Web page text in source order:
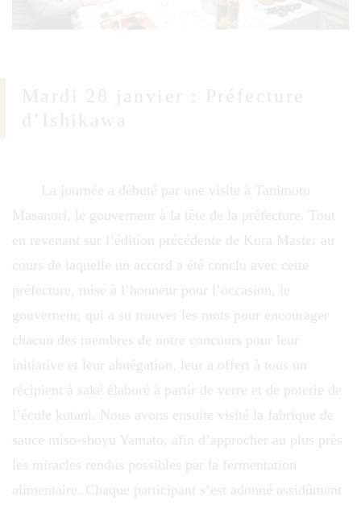
La journée a débuté par une visite à Tanimoto
Masanori, le gouverneur à la tête de la préfecture. Tout
en revenant sur l’édition précédente de Kura Master au
cours de laquelle un accord a été conclu avec cette
préfecture, mise à l’honneur pour l’occasion, le
gouverneur, qui a su trouver les mots pour encourager
chacun des membres de notre concours pour leur
initiative et leur abnégation, leur a offert à tous un
récipient à saké élaboré à partir de verre et de poterie de
l’école kutani. Nous avons ensuite visité la fabrique de
sauce miso-shoyu Yamato, afin d’approcher au plus près
les miracles rendus possibles par la fermentation
alimentaire. Chaque participant s’est adonné assidûment